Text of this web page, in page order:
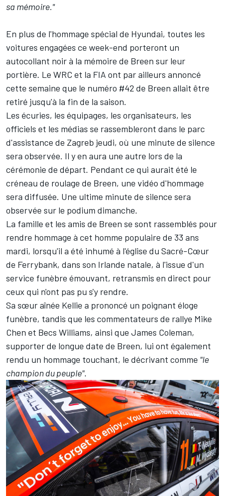
sa mémoire."
En plus de l'hommage spécial de Hyundai, toutes les
voitures engagées ce week-end porteront un
autocollant noir à la mémoire de Breen sur leur
portière. Le WRC et la FIA ont par ailleurs annoncé
cette semaine que le numéro #42 de Breen allait être
retiré jusqu'à la fin de la saison.
Les écuries, les équipages, les organisateurs, les
officiels et les médias se rassembleront dans le parc
d'assistance de Zagreb jeudi, où une minute de silence
sera observée. Il y en aura une autre lors de la
cérémonie de départ. Pendant ce qui aurait été le
créneau de roulage de Breen, une vidéo d'hommage
sera diffusée. Une ultime minute de silence sera
observée sur le podium dimanche.
La famille et les amis de Breen se sont rassemblés pour
rendre hommage à cet homme populaire de 33 ans
mardi, lorsqu'il a été inhumé à l'église du Sacré-Cœur
de Ferrybank, dans son Irlande natale, à l'issue d'un
service funèbre émouvant, retransmis en direct pour
ceux qui n'ont pas pu s'y rendre.
Sa sœur aînée Kellie a prononcé un poignant éloge
funèbre, tandis que les commentateurs de rallye Mike
Chen et Becs Williams, ainsi que James Coleman,
supporter de longue date de Breen, lui ont également
rendu un hommage touchant, le décrivant comme "le
champion du peuple".